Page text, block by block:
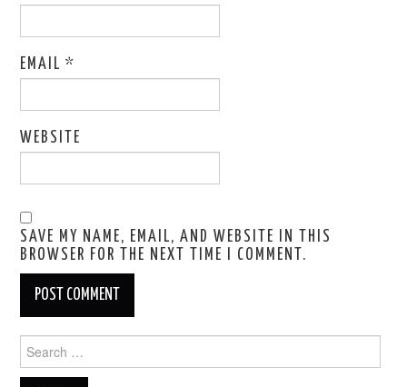
EMAIL*
WEBSITE
SAVE MY NAME, EMAIL, AND WEBSITE IN THIS
BROWSER FOR THE NEXT TIME I COMMENT.
for: